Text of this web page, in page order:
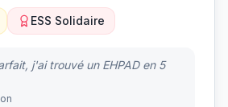
ESS Solidaire
j'ai trouvé un EHPAD en 5